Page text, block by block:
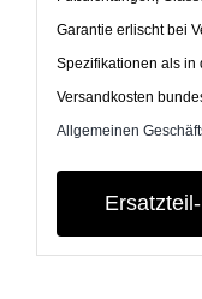
Garantie erlischt bei
Spezifikationen als in
Versandkosten
Allgemeinen